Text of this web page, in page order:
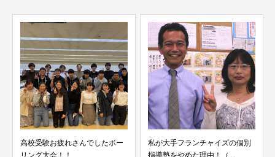
私が大手フランチャイズの個別
指導塾をやめた理由！（...
読解力を伸ばしたいお子様に最
適な武器が速聴読です